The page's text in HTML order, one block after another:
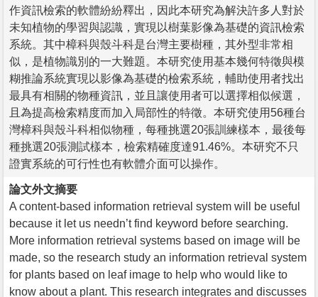
作資訊檢索的軟體紛紛釋出，因此本研究為解決許多人對於
未知植物的學習與認識，實現以樹葉影像為基礎的資訊檢索
系統。其中樟科與殼斗科是台灣主要樹種，其外型非常相
似，是植物識別的一大難題。本研究使用基本幾何特徵與模
糊推論系統實現以影像為基礎的檢索系統，輔助使用者找出
最具有相關的物種資訊，並且讓使用者可以選擇相似候選，
且為提高檢索精度而加入局部性的特徵。本研究使用56種台
灣樟科與殼斗科相似物種，每種挑選20張訓練樣本，最後每
種挑選20張測試樣本，檢索精確度達91.46%。本研究不只
證實系統的可行性也有軟體介面可以操作。
論文外文摘要
A content-based information retrieval system will be useful
because it let us needn’t find keyword before searching.
More information retrieval systems based on image will be
made, so the research study an information retrieval system
for plants based on leaf image to help who would like to
know about a plant. This research integrates and discusses